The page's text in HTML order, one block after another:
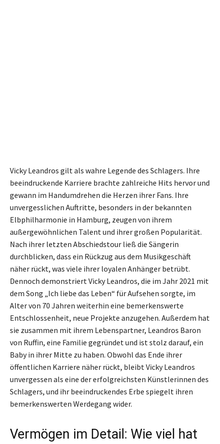
Vicky Leandros gilt als wahre Legende des Schlagers. Ihre
beeindruckende Karriere brachte zahlreiche Hits hervor und
gewann im Handumdrehen die Herzen ihrer Fans. Ihre
unvergesslichen Auftritte, besonders in der bekannten
Elbphilharmonie in Hamburg, zeugen von ihrem
außergewöhnlichen Talent und ihrer großen Popularität.
Nach ihrer letzten Abschiedstour ließ die Sängerin
durchblicken, dass ein Rückzug aus dem Musikgeschäft
näher rückt, was viele ihrer loyalen Anhänger betrübt.
Dennoch demonstriert Vicky Leandros, die im Jahr 2021 mit
dem Song „Ich liebe das Leben“ für Aufsehen sorgte, im
Alter von 70 Jahren weiterhin eine bemerkenswerte
Entschlossenheit, neue Projekte anzugehen. Außerdem hat
sie zusammen mit ihrem Lebenspartner, Leandros Baron
von Ruffin, eine Familie gegründet und ist stolz darauf, ein
Baby in ihrer Mitte zu haben. Obwohl das Ende ihrer
öffentlichen Karriere näher rückt, bleibt Vicky Leandros
unvergessen als eine der erfolgreichsten Künstlerinnen des
Schlagers, und ihr beeindruckendes Erbe spiegelt ihren
bemerkenswerten Werdegang wider.
Vermögen im Detail: Wie viel hat